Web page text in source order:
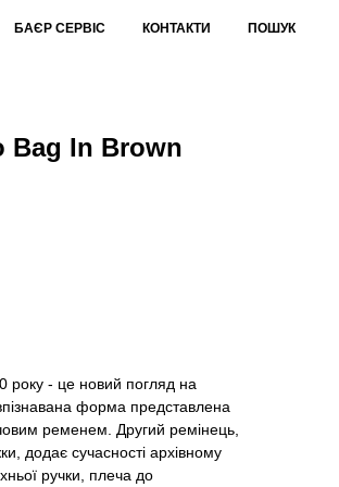
БАЄР СЕРВІС КОНТАКТИ ПОШУК
Bag In Brown
року - це новий погляд на
форма представлена
ременем. Другий ремінець,
додає сучасності архівному
ручки, плеча до